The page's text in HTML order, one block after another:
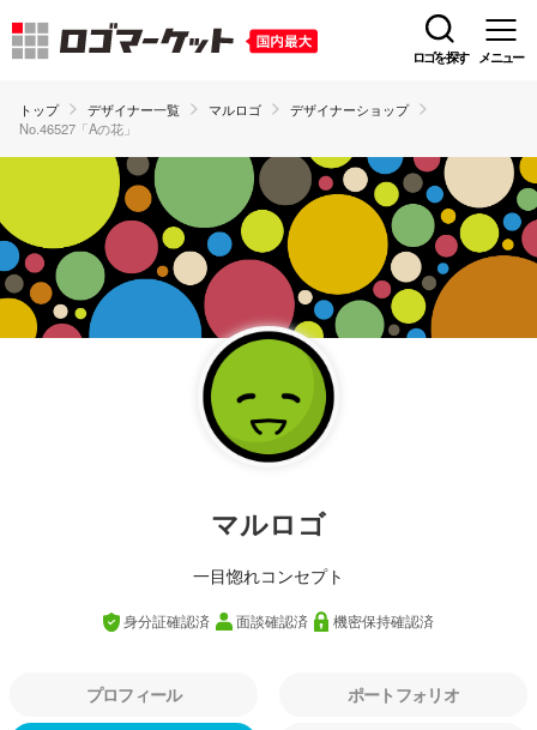
ロゴを探す メニュー
トップ デザイナー一覧 マルロゴ
デザイナーショップ
No.46527「Aの花」
マルロゴ
一目惚れコンセプト
身分証確認済 面談確認済 機密保持確認済
プロフィール ポートフォリオ